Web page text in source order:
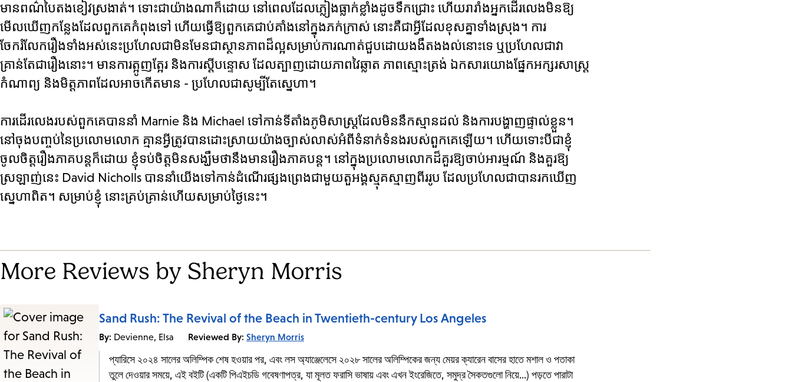
មានពណ៌បៃតងខៀវស្រងាត់។ ទោះជាយ៉ាងណាក៏ដោយ នៅពេលដែលភ្លៀងធ្លាក់ខ្លាំងដូចទឹកជ្រោះ ហើយរារាំងអ្នកដើរលេងមិនឱ្យ
មើលឃើញកន្លែងដែលពួកគេកំពុងទៅ ហើយធ្វើឱ្យពួកគេជាប់គាំងនៅក្នុងភក់ក្រាស់ នោះគឺជាអ្វីដែលខុសគ្នាទាំងស្រុង។ ការ
ចែករំលែករឿងទាំងអស់នេះប្រហែលជាមិនមែនជាស្ថានភាពដ៏ល្អសម្រាប់ការណាត់ជួបដោយងងឹតងងល់នោះទេ ឬប្រហែលជាវា
គ្រាន់តែជារឿងនោះ។ មានការត្អូញត្អែរ និងការស្តីបន្ទោស ដែលត្បាញដោយភាពវៃឆ្លាត ភាពស្មោះត្រង់ ឯកសារយោងផ្នែកអក្សរសាស្ត្រ
កំណាព្យ និងមិត្តភាពដែលអាចកើតមាន - ប្រហែលជាសូម្បីតែស្នេហា។
ការដើរលេងរបស់ពួកគេបាននាំ Marnie និង Michael ទៅកាន់ទីតាំងភូមិសាស្ត្រដែលមិននឹកស្មានដល់ និងការបង្ហាញផ្ទាល់ខ្លួន។
នៅចុងបញ្ចប់នៃប្រលោមលោក គ្មានអ្វីត្រូវបានដោះស្រាយយ៉ាងច្បាស់លាស់អំពីទំនាក់ទំនងរបស់ពួកគេឡើយ។ ហើយទោះបីជាខ្ញុំ
ចូលចិត្តរឿងភាគបន្តក៏ដោយ ខ្ញុំទប់ចិត្តមិនសង្ឃឹមថានឹងមានរឿងភាគបន្ត។ នៅក្នុងប្រលោមលោកដ៏គួរឱ្យចាប់អារម្មណ៍ និងគួរឱ្យ
ស្រឡាញ់នេះ David Nicholls បាននាំយើងទៅកាន់ដំណើរផ្សងព្រេងជាមួយតួអង្គស្មុគស្មាញពីររូប ដែលប្រហែលជាបានរកឃើញ
ស្នេហាពិត។ សម្រាប់ខ្ញុំ នោះគ្រប់គ្រាន់ហើយសម្រាប់ថ្ងៃនេះ។
More Reviews by Sheryn Morris
Sand Rush: The Revival of the Beach in Twentieth-century Los Angeles
By: Devienne, Elsa Reviewed By: Sheryn Morris
প্যারিসে ২০২৪ সালের অলিম্পিক শেষ হওয়ার পর, এবং লস অ্যাঞ্জেলেসে ২০২৮ সালের অলিম্পিকের জন্য মেয়র ক্যারেন বাসের হাতে মশাল ও পতাকা
তুলে দেওয়ার সময়ে, এই বইটি (একটি পিএইচডি গবেষণাপত্র, যা মূলত ফরাসি ভাষায় এবং এখন ইংরেজিতে, সমুদ্র সৈকতগুলো নিয়ে...) পড়তে পারাটা